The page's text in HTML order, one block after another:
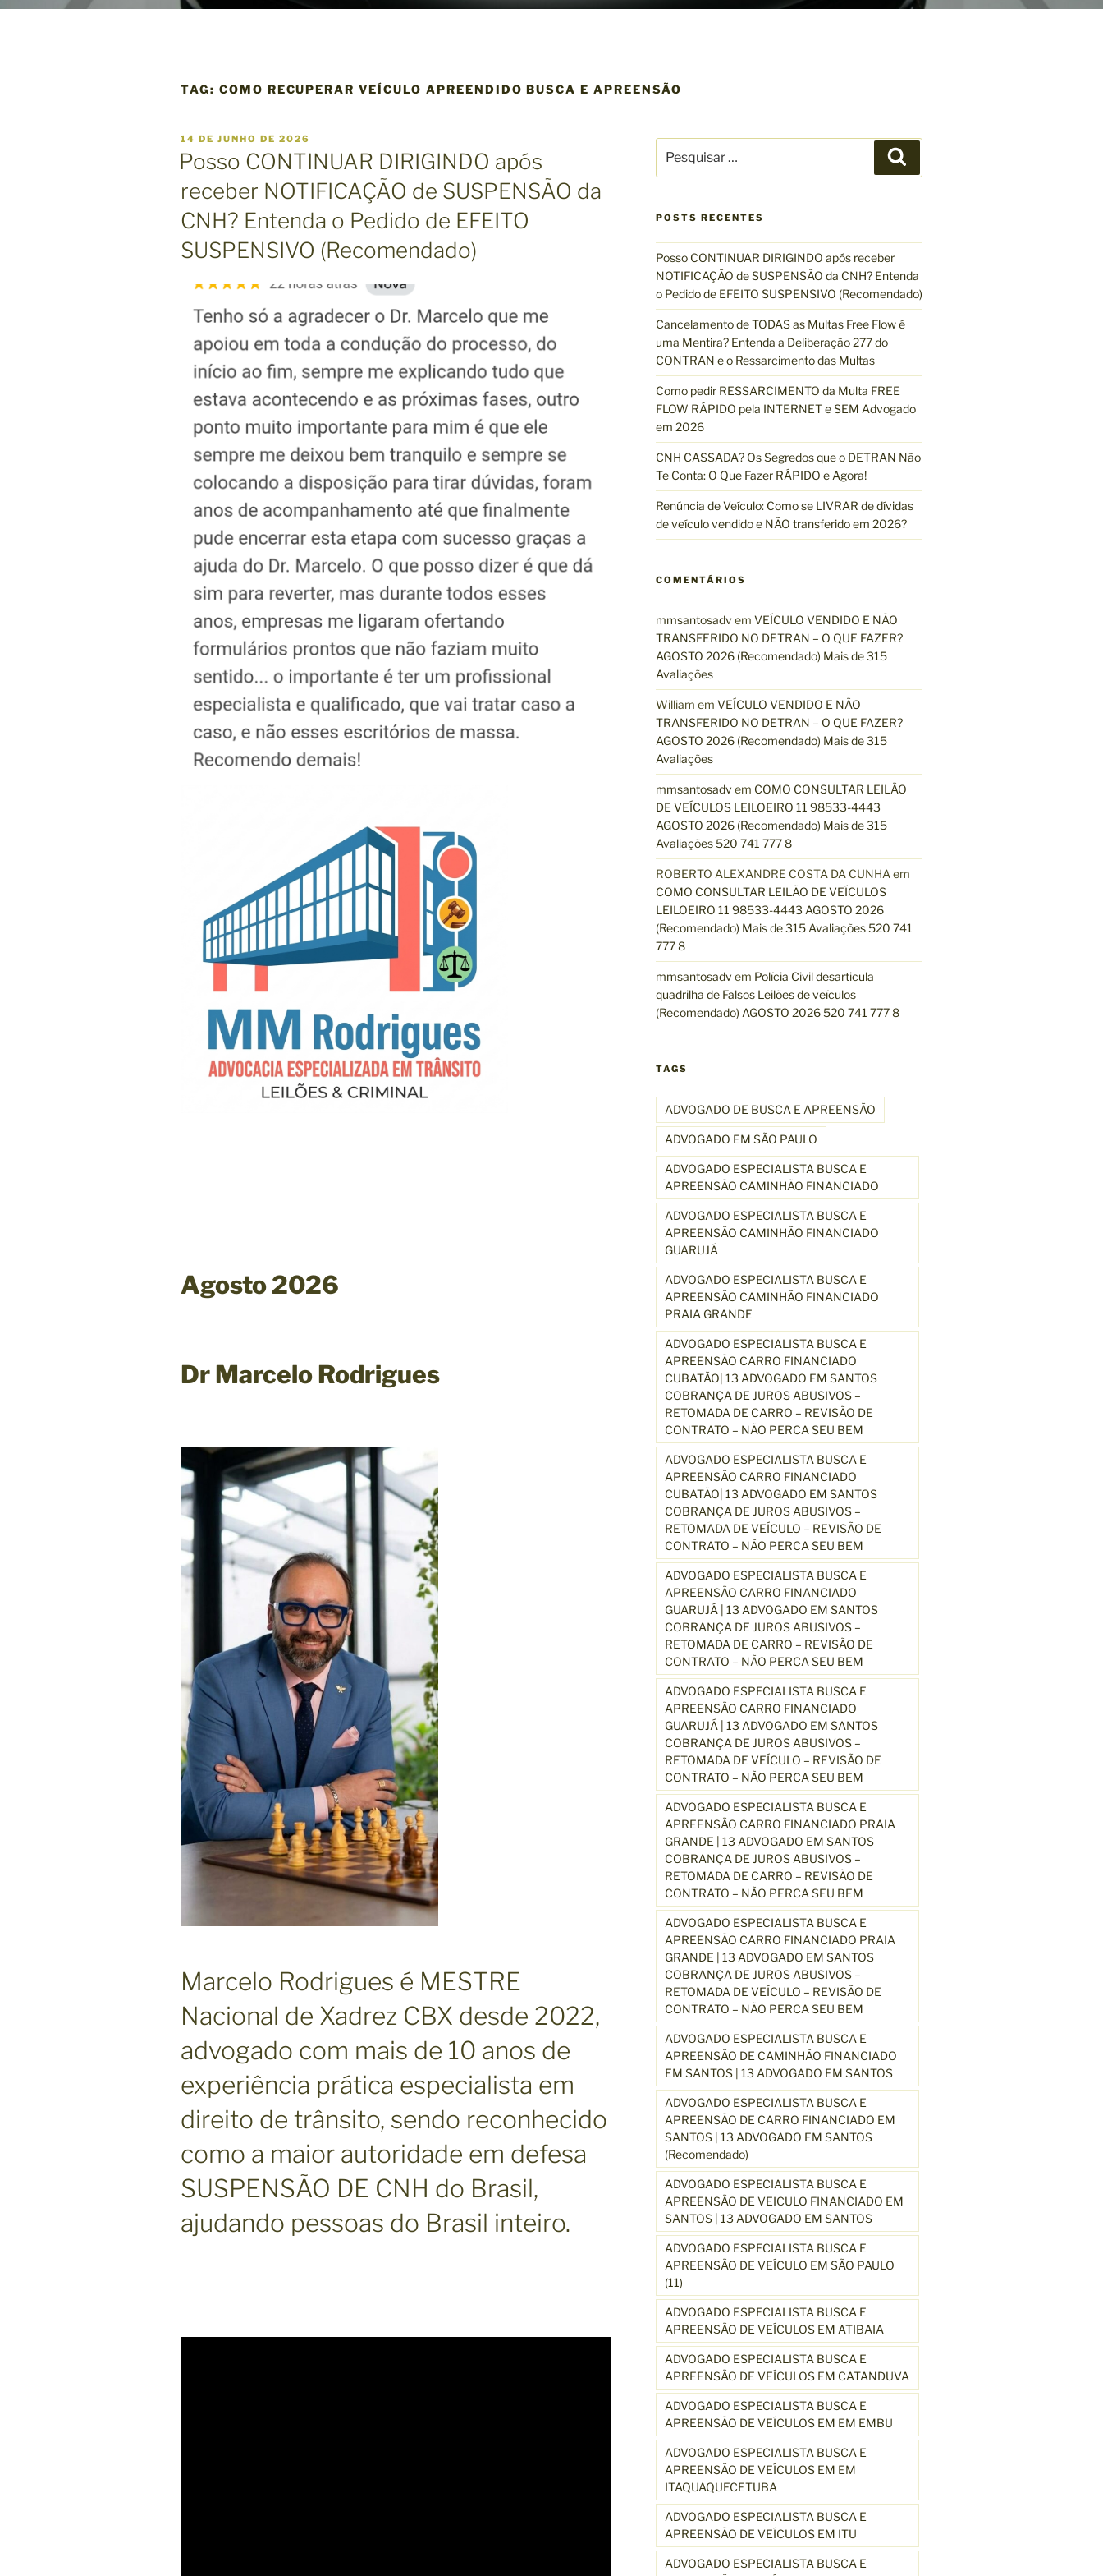
TAG: COMO RECUPERAR VEÍCULO APREENDIDO BUSCA E APREENSÃO
P
U
B
I
A
D
O
E
14 DE JUNHO DE 2026
Posso CONTINUAR DIRIGINDO após
receber NOTIFICAÇÃO de SUSPENSÃO da
CNH? Entenda o Pedido de EFEITO
SUSPENSIVO (Recomendado)
Agosto 2026
Dr Marcelo Rodrigues
Marcelo Rodrigues é MESTRE
Nacional de Xadrez CBX desde 2022,
advogado com mais de 10 anos de
experiência prática especialista em
direito de trânsito, sendo reconhecido
como a maior autoridade em defesa
SUSPENSÃO DE CNH do Brasil,
ajudando pessoas do Brasil inteiro.
s
u
s
a
r
p
o
r
:
e
s
a
r
POSTS RECENTES
Posso CONTINUAR DIRIGINDO após receber
NOTIFICAÇÃO de SUSPENSÃO da CNH? Entenda
o Pedido de EFEITO SUSPENSIVO (Recomendado)
Cancelamento de TODAS as Multas Free Flow é
uma Mentira? Entenda a Deliberação 277 do
CONTRAN e o Ressarcimento das Multas
Como pedir RESSARCIMENTO da Multa FREE
FLOW RÁPIDO pela INTERNET e SEM Advogado
em 2026
CNH CASSADA? Os Segredos que o DETRAN Não
Te Conta: O Que Fazer RÁPIDO e Agora!
Renúncia de Veículo: Como se LIVRAR de dívidas
de veículo vendido e NÃO transferido em 2026?
COMENTÁRIOS
mmsantosadv em VEÍCULO VENDIDO E NÃO
TRANSFERIDO NO DETRAN – O QUE FAZER?
AGOSTO 2026 (Recomendado) Mais de 315
Avaliações
William em VEÍCULO VENDIDO E NÃO
TRANSFERIDO NO DETRAN – O QUE FAZER?
AGOSTO 2026 (Recomendado) Mais de 315
Avaliações
mmsantosadv em COMO CONSULTAR LEILÃO
DE VEÍCULOS LEILOEIRO 11 98533-4443
AGOSTO 2026 (Recomendado) Mais de 315
Avaliações 520 741 777 8
ROBERTO ALEXANDRE COSTA DA CUNHA em
COMO CONSULTAR LEILÃO DE VEÍCULOS
LEILOEIRO 11 98533-4443 AGOSTO 2026
(Recomendado) Mais de 315 Avaliações 520 741
777 8
mmsantosadv em Polícia Civil desarticula
quadrilha de Falsos Leilões de veículos
(Recomendado) AGOSTO 2026 520 741 777 8
TAGS
ADVOGADO DE BUSCA E APREENSÃO
ADVOGADO EM SÃO PAULO
ADVOGADO ESPECIALISTA BUSCA E
APREENSÃO CAMINHÃO FINANCIADO
ADVOGADO ESPECIALISTA BUSCA E
APREENSÃO CAMINHÃO FINANCIADO
GUARUJÁ
ADVOGADO ESPECIALISTA BUSCA E
APREENSÃO CAMINHÃO FINANCIADO
PRAIA GRANDE
ADVOGADO ESPECIALISTA BUSCA E
APREENSÃO CARRO FINANCIADO
CUBATÃO| 13 ADVOGADO EM SANTOS
COBRANÇA DE JUROS ABUSIVOS –
RETOMADA DE CARRO – REVISÃO DE
CONTRATO – NÃO PERCA SEU BEM
ADVOGADO ESPECIALISTA BUSCA E
APREENSÃO CARRO FINANCIADO
CUBATÃO| 13 ADVOGADO EM SANTOS
COBRANÇA DE JUROS ABUSIVOS –
RETOMADA DE VEÍCULO – REVISÃO DE
CONTRATO – NÃO PERCA SEU BEM
ADVOGADO ESPECIALISTA BUSCA E
APREENSÃO CARRO FINANCIADO
GUARUJÁ | 13 ADVOGADO EM SANTOS
COBRANÇA DE JUROS ABUSIVOS –
RETOMADA DE CARRO – REVISÃO DE
CONTRATO – NÃO PERCA SEU BEM
ADVOGADO ESPECIALISTA BUSCA E
APREENSÃO CARRO FINANCIADO
GUARUJÁ | 13 ADVOGADO EM SANTOS
COBRANÇA DE JUROS ABUSIVOS –
RETOMADA DE VEÍCULO – REVISÃO DE
CONTRATO – NÃO PERCA SEU BEM
ADVOGADO ESPECIALISTA BUSCA E
APREENSÃO CARRO FINANCIADO PRAIA
GRANDE | 13 ADVOGADO EM SANTOS
COBRANÇA DE JUROS ABUSIVOS –
RETOMADA DE CARRO – REVISÃO DE
CONTRATO – NÃO PERCA SEU BEM
ADVOGADO ESPECIALISTA BUSCA E
APREENSÃO CARRO FINANCIADO PRAIA
GRANDE | 13 ADVOGADO EM SANTOS
COBRANÇA DE JUROS ABUSIVOS –
RETOMADA DE VEÍCULO – REVISÃO DE
CONTRATO – NÃO PERCA SEU BEM
ADVOGADO ESPECIALISTA BUSCA E
APREENSÃO DE CAMINHÃO FINANCIADO
EM SANTOS | 13 ADVOGADO EM SANTOS
ADVOGADO ESPECIALISTA BUSCA E
APREENSÃO DE CARRO FINANCIADO EM
SANTOS | 13 ADVOGADO EM SANTOS
(Recomendado)
ADVOGADO ESPECIALISTA BUSCA E
APREENSÃO DE VEICULO FINANCIADO EM
SANTOS | 13 ADVOGADO EM SANTOS
ADVOGADO ESPECIALISTA BUSCA E
APREENSÃO DE VEÍCULO EM SÃO PAULO
(11)
ADVOGADO ESPECIALISTA BUSCA E
APREENSÃO DE VEÍCULOS EM ATIBAIA
ADVOGADO ESPECIALISTA BUSCA E
APREENSÃO DE VEÍCULOS EM CATANDUVA
ADVOGADO ESPECIALISTA BUSCA E
APREENSÃO DE VEÍCULOS EM EM EMBU
ADVOGADO ESPECIALISTA BUSCA E
APREENSÃO DE VEÍCULOS EM EM
ITAQUAQUECETUBA
ADVOGADO ESPECIALISTA BUSCA E
APREENSÃO DE VEÍCULOS EM ITU
ADVOGADO ESPECIALISTA BUSCA E